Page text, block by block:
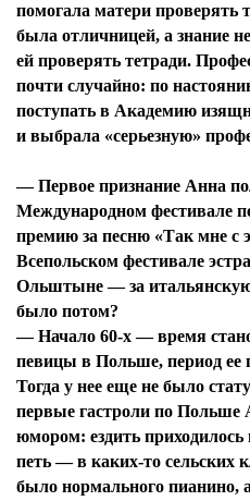
помогала матери проверять
была отличницей, а знание
ей проверять тетради.
почти случайно: по
поступать в Академию
и выбрала «серьезную»
— Первое признание Анна
Международном фестивале
премию за песню «Так мне с
Всепольском фестивале
Ольштыне — за
было потом?
— Начало 60-х — время
певицы в Польше, период ее
Тогда у нее еще не было
первые гастроли по Польше
юмором: ездить
петь — в каких-то сельских
было нормального пианино,